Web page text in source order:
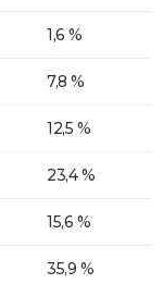
1,6 %
7,8 %
12,5 %
23,4 %
15,6 %
35,9 %